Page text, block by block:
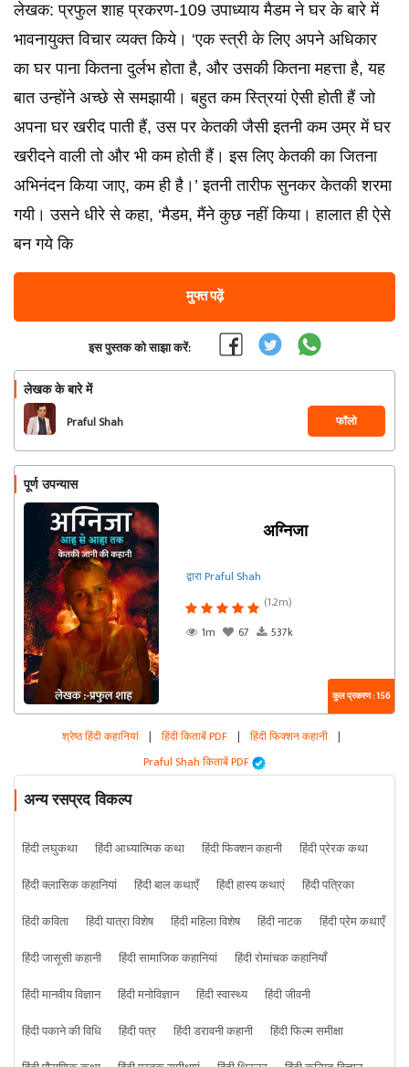
लेखक: प्रफुल शाह प्रकरण-109 उपाध्याय मैडम ने घर के बारे में
भावनायुक्त विचार व्यक्त किये। ‘एक स्त्री के लिए अपने अधिकार
का घर पाना कितना दुर्लभ होता है, और उसकी कितना महत्ता है, यह
बात उन्होंने अच्छे से समझायी। बहुत कम स्त्रियां ऐसी होती हैं जो
अपना घर खरीद पाती हैं, उस पर केतकी जैसी इतनी कम उम्र में घर
खरीदने वाली तो और भी कम होती हैं। इस लिए केतकी का जितना
अभिनंदन किया जाए, कम ही है।’ इतनी तारीफ सुनकर केतकी शरमा
गयी। उसने धीरे से कहा, ‘मैडम, मैंने कुछ नहीं किया। हालात ही ऐसे
बन गये कि
मुफ्त पढ़ें
इस पुस्तक को साझा करें:
लेखक के बारे में
Praful Shah फॉलो
पूर्ण उपन्यास
अग्निजा
द्वारा Praful Shah
(1.2m)
1m
67 537k
कुल प्रकरण : 156
श्रेष्ठ हिंदी कहानियां | हिंदी किताबें PDF | हिंदी फिक्शन कहानी |
Praful Shah किताबें PDF
अन्य रसप्रद विकल्प
हिंदी लघुकथा हिंदी आध्यात्मिक कथा हिंदी फिक्शन कहानी
हिंदी प्रेरक कथा
हिंदी क्लासिक कहानियां
हिंदी बाल कथाएँ हिंदी हास्य कथाएं
हिंदी पत्रिका
हिंदी कविता
हिंदी यात्रा विशेष हिंदी महिला विशेष हिंदी नाटक
हिंदी प्रेम कथाएँ
हिंदी जासूसी कहानी
हिंदी सामाजिक कहानियां
हिंदी रोमांचक कहानियाँ
हिंदी मानवीय विज्ञान
हिंदी मनोविज्ञान हिंदी स्वास्थ्य
हिंदी जीवनी
हिंदी पकाने की विधि
हिंदी पत्र हिंदी डरावनी कहानी
हिंदी फिल्म समीक्षा